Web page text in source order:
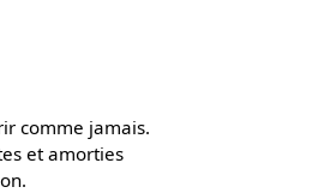
comme jamais.
et amorties